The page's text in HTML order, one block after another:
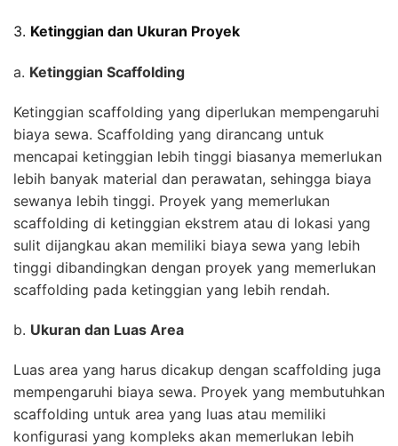
3. Ketinggian dan Ukuran Proyek
a. Ketinggian Scaffolding
Ketinggian scaffolding yang diperlukan mempengaruhi
biaya sewa. Scaffolding yang dirancang untuk
mencapai ketinggian lebih tinggi biasanya memerlukan
lebih banyak material dan perawatan, sehingga biaya
sewanya lebih tinggi. Proyek yang memerlukan
scaffolding di ketinggian ekstrem atau di lokasi yang
sulit dijangkau akan memiliki biaya sewa yang lebih
tinggi dibandingkan dengan proyek yang memerlukan
scaffolding pada ketinggian yang lebih rendah.
b. Ukuran dan Luas Area
Luas area yang harus dicakup dengan scaffolding juga
mempengaruhi biaya sewa. Proyek yang membutuhkan
scaffolding untuk area yang luas atau memiliki
konfigurasi yang kompleks akan memerlukan lebih